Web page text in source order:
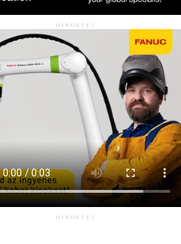
HIRDETÉS
HIRDETÉS